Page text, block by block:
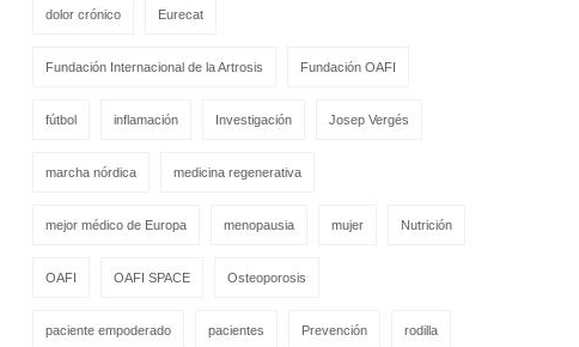
dolor crónico Eurecat
Fundación Internacional de la Artrosis Fundación OAFI
fútbol inflamación Investigación Josep Vergés
marcha nórdica medicina regenerativa
mejor médico de Europa menopausia mujer Nutrición
OAFI OAFI SPACE Osteoporosis
paciente empoderado pacientes Prevención rodilla